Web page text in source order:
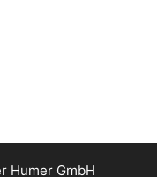
Humer GmbH